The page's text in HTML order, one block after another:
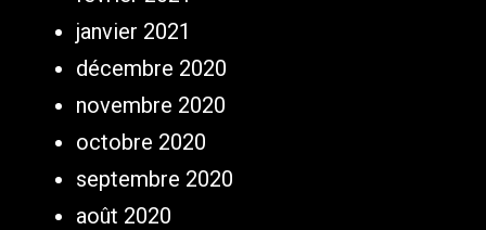
janvier 2021
décembre 2020
novembre 2020
octobre 2020
septembre 2020
août 2020